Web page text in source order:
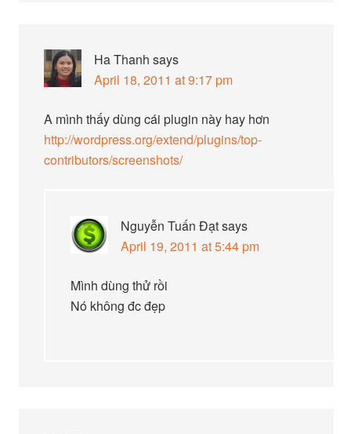
Ha Thanh says
April 18, 2011 at 9:17 pm
A mình thấy dùng cái plugin này hay hơn
http://wordpress.org/extend/plugins/top-
contributors/screenshots/
Nguyễn Tuấn Đạtsays
April 19, 2011 at 5:44 pm
Mình dùng thử rồi
Nó không đc đẹp